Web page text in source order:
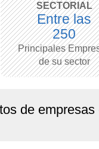
SECTORIAL
Entre las
250
Principales
de su sector
de